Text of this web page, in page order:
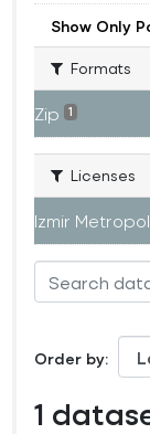
Show Only
Formats
Zip 1
Licenses
Izmir
Order by
1